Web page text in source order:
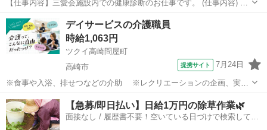
【仕事内容】三愛会施設内での健康診断のお仕事です。 (仕事内容) 採
血・検尿・心電図・眼底検査等を行っていただきます。 【応募条件】
未経験者可,年齢不問,普通自動車免許,臨床検査技師 【特徴】1日4時間
以内/週2、3日から/長期/...
アルバイト・パート
デイサービスの介護職員
時給1,063円
ツクイ高崎問屋町
高崎市
提携サイト 7月24日
※食事や入浴、排せつなどの介助 ※レクリエーションの企画、実施
※他スタッフと連携してのケア業務全般 ※送迎・添乗業務 ※各
種記録業務など ◆従事すべき業務の変更の範囲 なし ◆勤務場所の変
更の範囲 なし ◆有期労...
群馬 高崎市 介護
【急募/即日払い】日給1万円の除草作業🌿
面接なし / 履歴書不要！空いている日づけで検索して即